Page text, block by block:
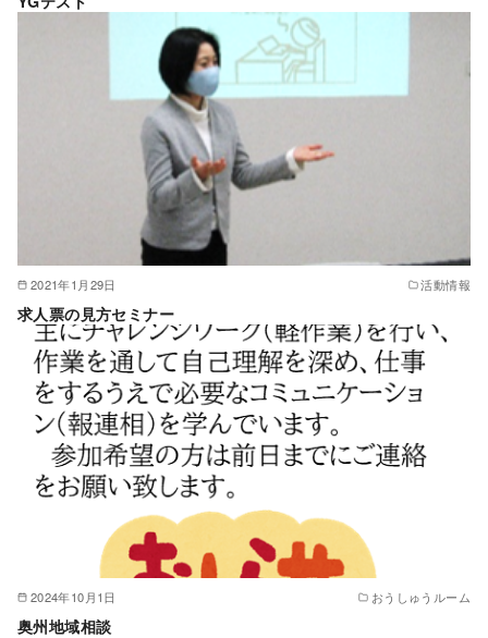
2021年1月29日 活動情報
求人票の見方セミナー
2024年10月1日 おうしゅうルーム
奥州地域相談